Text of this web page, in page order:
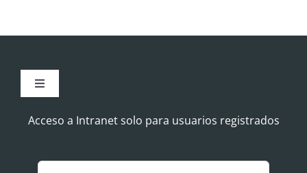
Toggle
Aviso Legal
Política de Cookies
Acceso a Intranet solo para usuarios registrados